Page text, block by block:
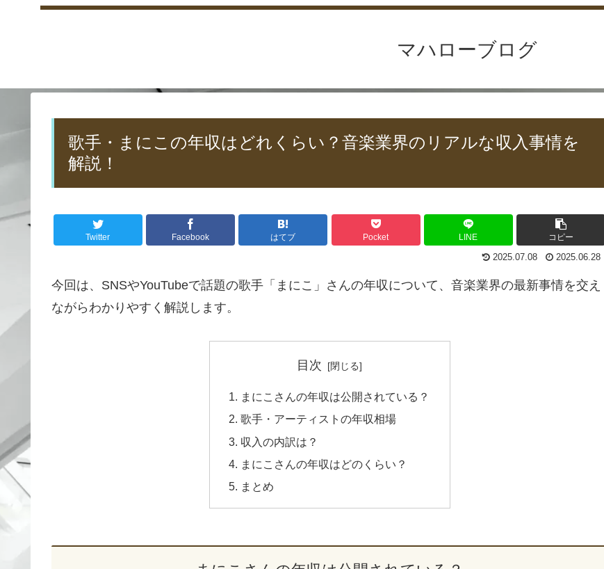
マハローブログ
歌手・まにこの年収はどれくらい？音楽業界のリアルな収入事情を
解説！
Twitter Facebook はてブ Pocket LINE コピー
2025.07.08 2025.06.28
今回は、SNSやYouTubeで話題の歌手「まにこ」さんの年収について、音楽業界の最新事情を交え
ながらわかりやすく解説します。
目次
まにこさんの年収は公開されている？
歌手・アーティストの年収相場
収入の内訳は？
まにこさんの年収はどのくらい？
まとめ